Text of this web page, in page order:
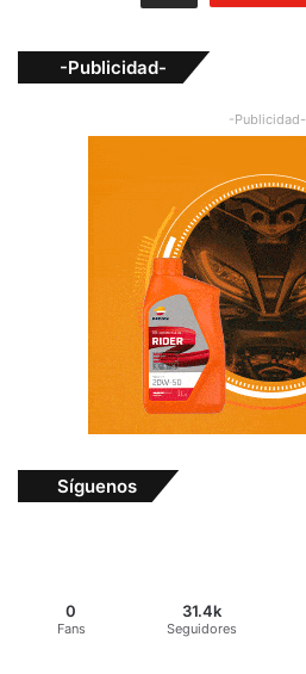
-Publicidad-
-Publicidad-
Síguenos
0
Fans
31.4k
Seguidores